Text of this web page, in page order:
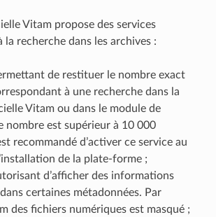
Vitam propose des services
la recherche dans les archives :
de restituer le nombre exact
à une recherche dans la
Vitam ou dans le module de
nombre est supérieur à 10 000
recommandé d’activer ce service au
de la plate-forme ;
d’afficher des informations
certaines métadonnées. Par
des fichiers numériques est masqué ;